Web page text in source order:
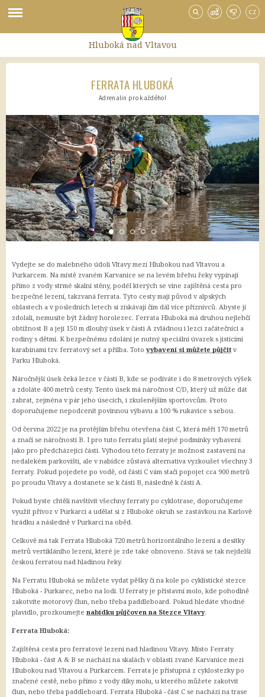
CZ
Hluboká nad Vltavou
Trivago
TripAdvisor
Hotely.cz
HotelyPenziony.cz
Doprava po Hluboké
Půjčovna sportovního vybavení
Půjčovna kol
Turistický vláček
Doprava na Hlubokou
IDOS - jízdní řády
Jihočeská krajská jízdenka
Letiště Hosín
Letiště Planá
Letiště Praha
Lodní doprava
Stezka Vltavy
Vstupenky
FERRATA HLUBOKÁ
Adrenalin pro každého!
Vydejte se do malebného údolí Vltavy mezi Hlubokou nad Vltavou a
Purkarcem. Na místě zvaném Karvanice se na levém břehu řeky vypínají
přímo z vody strmé skalní stěny, podél kterých se vine zajištěná cesta pro
bezpečné lezení, takzvaná ferrata. Tyto cesty mají původ v alpských
oblastech a v posledních letech si získávají čím dál více příznivců. Abyste jí
zdolali, nemusíte být žádný horolezec. Ferrata Hluboká má druhou nejlehčí
obtížnost B a její 150 m dlouhý úsek v části A zvládnou i lezci začátečníci a
rodiny s dětmi. K bezpečnému zdolání je nutný speciální úvazek s jistícími
karabinami tzv. ferratový set a přilba. Toto vybavení si můžete půjčit v
Parku Hluboká.
Náročnější úsek čeká lezce v části B, kde se podíváte i do 8 metrových výšek
a zdoláte 400 metrů cesty. Tento úsek má náročnost C/D, který už může dát
zabrat, zejména v pár jeho úsecích, i zkušenějším sportovcům. Proto
doporučujeme nepodcenit povinnou výbavu a 100 % rukavice s sebou.
Od června 2022 je na protějším břehu otevřena část C, která měří 170 metrů
a značí se náročností B. I pro tuto ferratu platí stejné podmínky vybavení
jako pro předcházející části. Výhodou této ferraty je možnost zastavení na
nedalekém parkovišti, ale v nabídce zůstavá alternativa vyzkoušet všechny 3
ferraty. Pokud pojedete po vodě, od části C vám stačí popojet cca 900 metrů
po proudu Vltavy a dostanete se k části B, následně k části A.
Pokud byste chtěli navštívit všechny ferraty po cyklotrase, doporučujeme
využít přívoz v Purkarci a udělat si z Hluboké okruh se zastávkou na Karlově
hrádku a následně v Purkarci na oběd.
Celkově má tak Ferrata Hluboká 720 metrů horizontálního lezení a desítky
metrů vertikláního lezení, které je zde také obnoveno. Stává se tak nejdelší
českou ferratou nad hladinou řeky.
Na Ferratu Hluboká se můžete vydat pěšky či na kole po cyklistické stezce
Hluboká - Purkarec, nebo na lodi. U ferraty je přístavní molo, kde pohodlně
zakotvíte motorový člun, nebo třeba paddleboard. Pokud hledáte vhodné
plavidlo, prozkoumejte nabídku půjčoven na Stezce Vltavy.
Ferrata Hluboká:
Zajištěná cesta pro ferratové lezení nad hladinou Vltavy. Místo Ferraty
Hluboká - část A & B se nachází na skalách v oblasti zvané Karvanice mezi
Hlubokou nad Vltavou a Purkarcem. Ferrata je přístupná z cyklostezky po
značené cestě, nebo přímo z vody díky molu, u kterého můžete zakotvit
člun, nebo třeba paddleboard. Ferrata Hluboká - část C se nachází na trase